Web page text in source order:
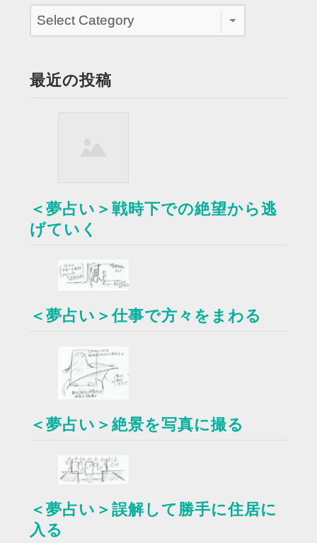
ト
を
最近の投稿
＜夢占い＞戦時下での絶望から逃
げていく
＜夢占い＞仕事で方々をまわる
＜夢占い＞絶景を写真に撮る
＜夢占い＞誤解して勝手に住居に
入る